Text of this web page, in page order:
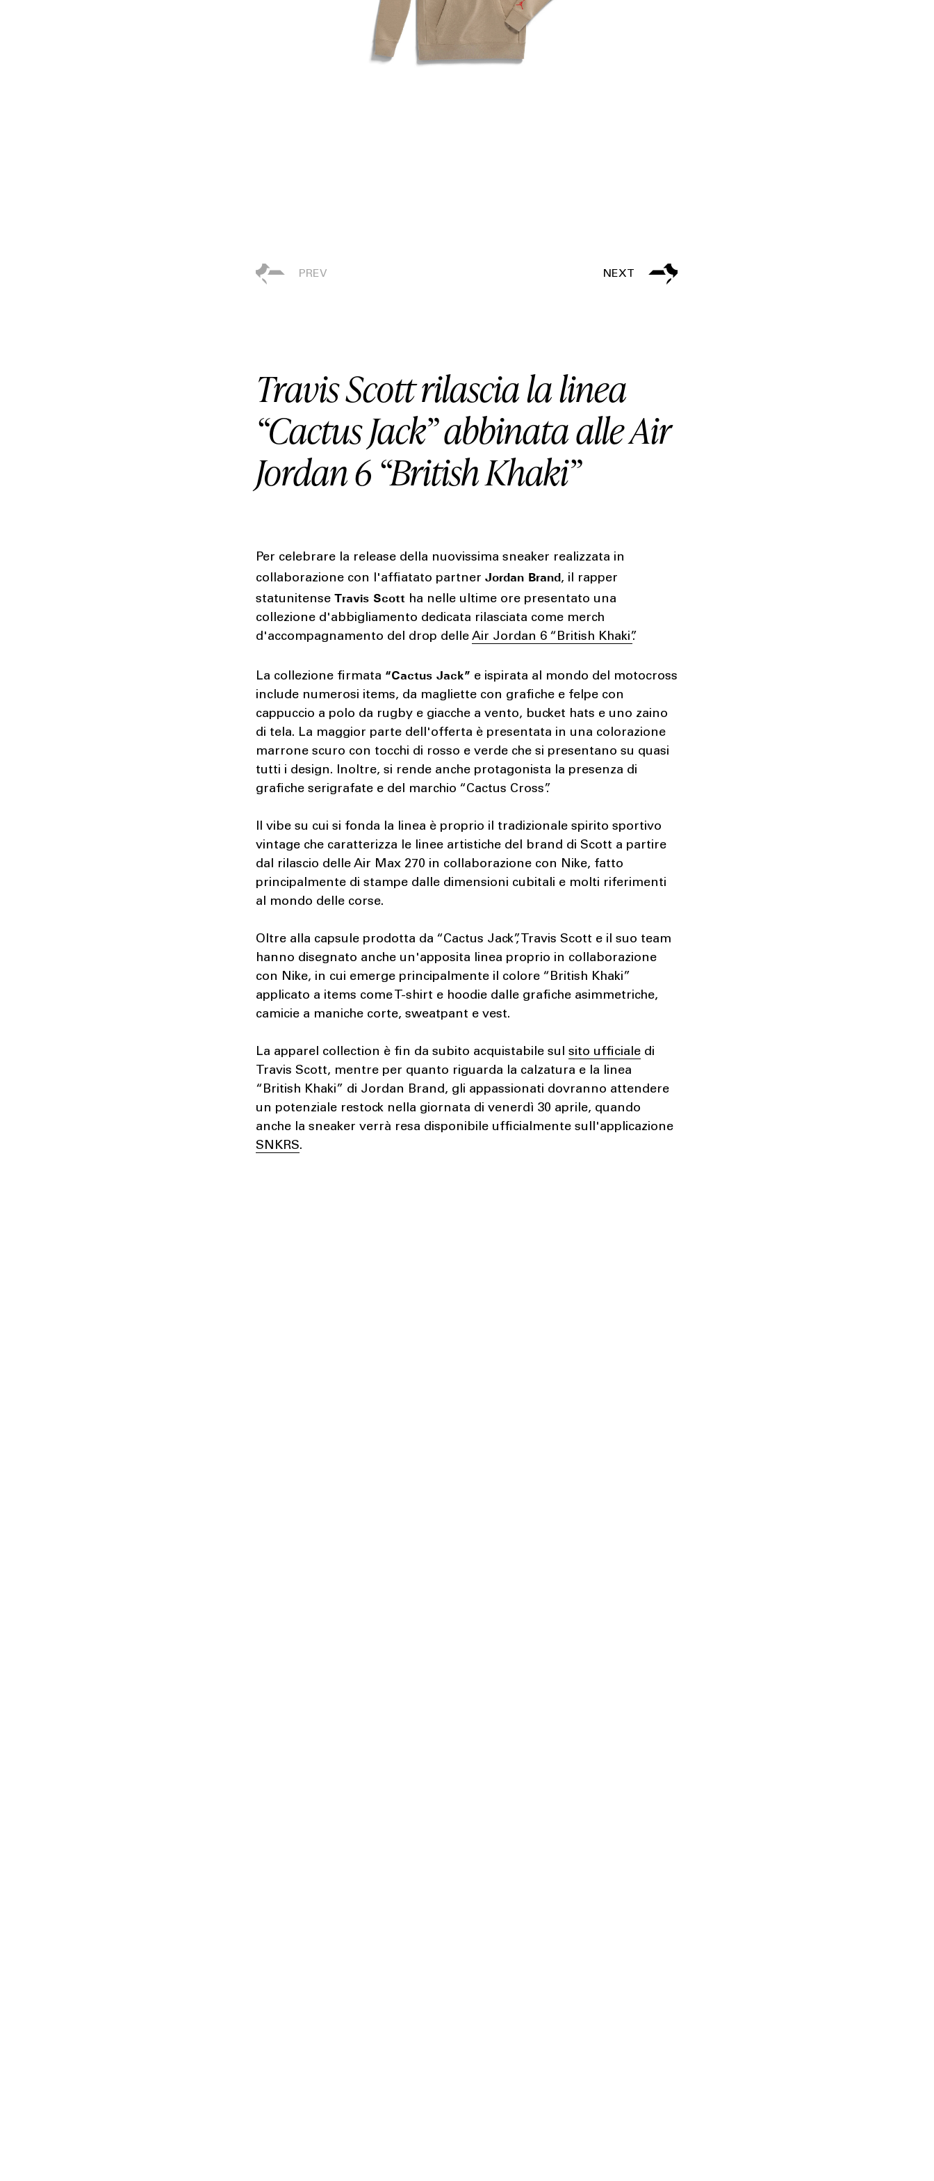
Travis Scott rilascia la linea
“Cactus Jack” abbinata alle Air
Jordan 6 “British Khaki”
Per celebrare la release della nuovissima sneaker realizzata in
collaborazione con l'affiatato partnerJordan Brand, il rapper
statunitenseTravis Scott ha nelle ultime ore presentato una
collezione d'abbigliamento dedicata rilasciata come merch
d'accompagnamento del drop delleAir Jordan 6 “British Khaki”.
La collezione firmata “Cactus Jack” e ispirata al mondo del motocross
include numerosi items, da magliette con grafiche e felpe con
cappuccio a polo da rugby e giacche a vento, bucket hats e uno zaino
di tela. La maggior parte dell'offerta è presentata in una colorazione
marrone scuro con tocchi di rosso e verde che si presentano su quasi
tutti i design. Inoltre, si rende anche protagonista la presenza di
grafiche serigrafate e del marchio “Cactus Cross”.
Il vibe su cui si fonda la linea è proprio il tradizionale spirito sportivo
vintage che caratterizza le linee artistiche del brand di Scott a partire
dal rilascio delle Air Max 270 in collaborazione con Nike, fatto
principalmente di stampe dalle dimensioni cubitali e molti riferimenti
al mondo delle corse.
Oltre alla capsule prodotta da “Cactus Jack”, Travis Scott e il suo team
hanno disegnato anche un'apposita linea proprio in collaborazione
con Nike, in cui emerge principalmente il colore “British Khaki”
applicato a items come T-shirt e hoodie dalle grafiche asimmetriche,
camicie a maniche corte, sweatpant e vest.
La apparel collection è fin da subito acquistabile sulsito ufficiale di
Travis Scott, mentre per quanto riguarda la calzatura e la linea
“British Khaki” di Jordan Brand, gli appassionati dovranno attendere
un potenziale restock nella giornata di venerdì 30 aprile, quando
anche la sneaker verrà resa disponibile ufficialmente sull'applicazione
SNKRS.